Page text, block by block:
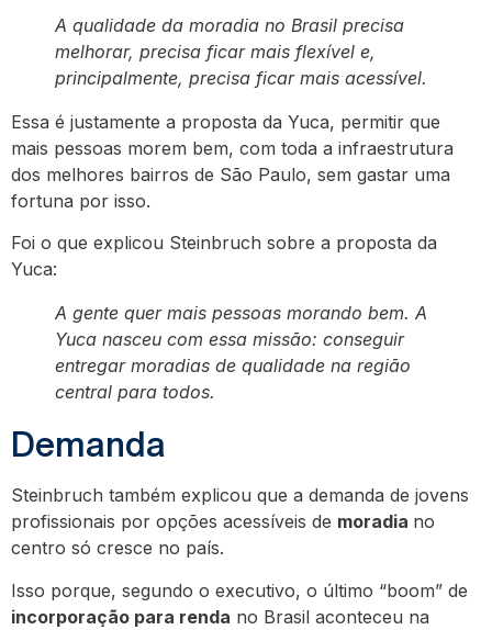
A qualidade da moradia no Brasil precisa
melhorar, precisa ficar mais flexível e,
principalmente, precisa ficar mais acessível.
Essa é justamente a proposta da Yuca, permitir que
mais pessoas morem bem, com toda a infraestrutura
dos melhores bairros de São Paulo, sem gastar uma
fortuna por isso.
Foi o que explicou Steinbruch sobre a proposta da
Yuca:
A gente quer mais pessoas morando bem. A
Yuca nasceu com essa missão: conseguir
entregar moradias de qualidade na região
central para todos.
Demanda
Steinbruch também explicou que a demanda de jovens
profissionais por opções acessíveis de moradia no
centro só cresce no país.
Isso porque, segundo o executivo, o último “boom” de
incorporação para renda no Brasil aconteceu na